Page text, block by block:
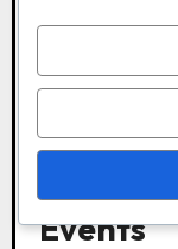
zu
Events